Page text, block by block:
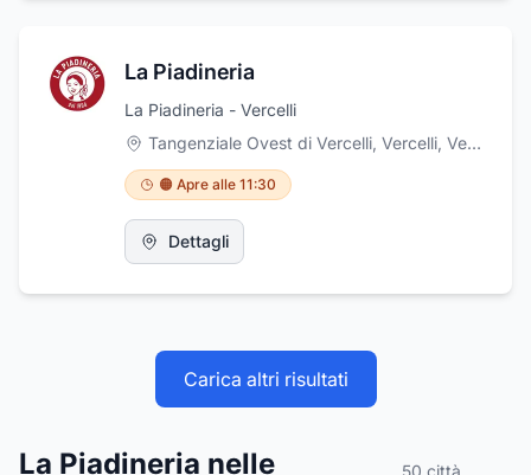
La Piadineria
La Piadineria - Vercelli
Tangenziale Ovest di Vercelli, Vercelli, Vercelli
🟠 Apre alle 11:30
Dettagli
Carica altri risultati
La Piadineria nelle
50 città